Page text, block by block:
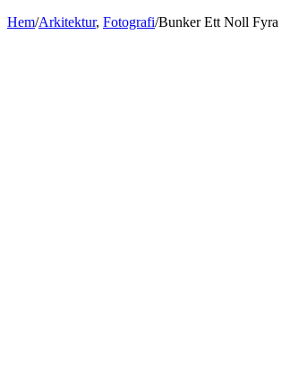
Hem/Arkitektur, Fotografi/Bunker Ett Noll Fyra